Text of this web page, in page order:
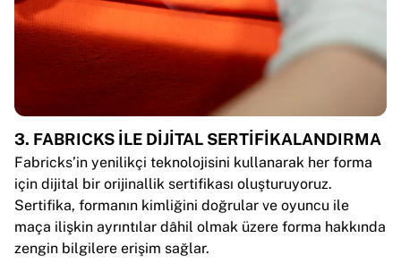
3. FABRICKS İLE DİJİTAL SERTİFİKALANDIRMA
Fabricks’in yenilikçi teknolojisini kullanarak her forma
için dijital bir orijinallik sertifikası oluşturuyoruz.
Sertifika, formanın kimliğini doğrular ve oyuncu ile
maça ilişkin ayrıntılar dâhil olmak üzere forma hakkında
zengin bilgilere erişim sağlar.